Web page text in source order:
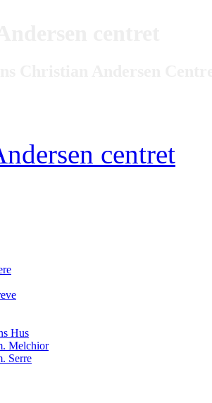
centret
Hus
Melchior
Serre